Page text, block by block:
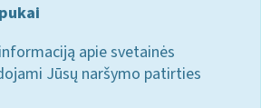
apie svetainės
Jūsų naršymo patirties